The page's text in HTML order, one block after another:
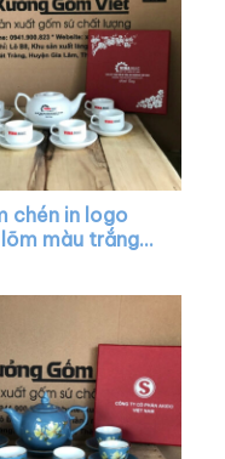
chén in logo
màu trắng